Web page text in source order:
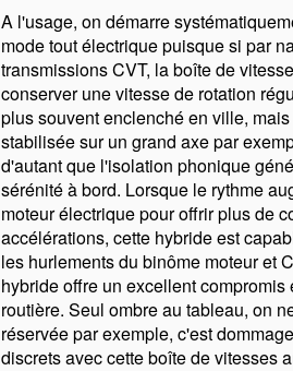
A l'usage, on démarre
mode tout électrique puisque si par
transmissions CVT, la boîte de
conserver une vitesse de rotation
plus souvent enclenché en ville,
stabilisée sur un grand axe par
d'autant que l'isolation phonique
sérénité à bord. Lorsque le rythme
moteur électrique pour offrir plus de
accélérations, cette hybride est
les hurlements du binôme moteur et
hybride offre un excellent
routière. Seul ombre au tableau, on
réservée par exemple, c'est
discrets avec cette boîte de vitesses